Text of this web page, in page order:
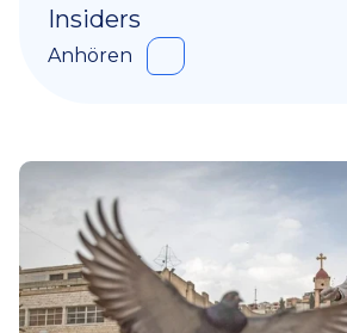
Insiders
Anhören